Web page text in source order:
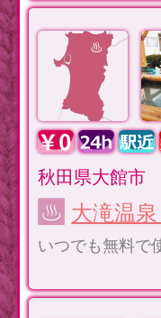
秋田県大館市
大滝温
いつでも無料で